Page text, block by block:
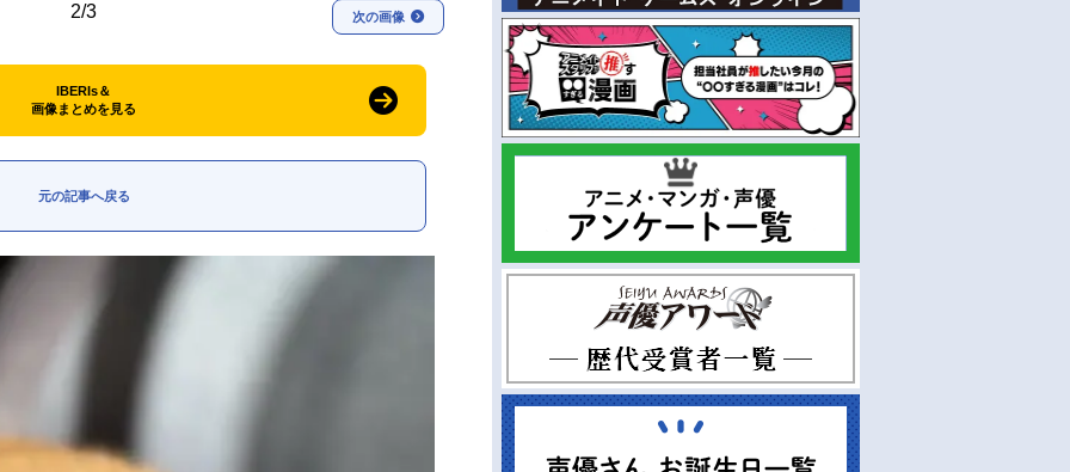
2/3 次の画像
IBERIs＆
画像まとめを見る
元の記事へ戻る